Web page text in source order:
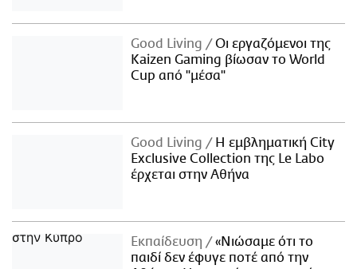
Good Living
Οι εργαζόμενοι της
Kaizen Gaming βίωσαν το World
Cup από "μέσα"
Good Living
Η εμβληματική City
Exclusive Collection της Le Labo
έρχεται στην Αθήνα
Εκπαίδευση
«Νιώσαμε ότι το
παιδί δεν έφυγε ποτέ από την